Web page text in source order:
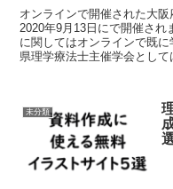
オンラインで開催された大
2020年9月13日にで開催され
に関してはオンラインで既
県理学療法士主催学会とし
未分類